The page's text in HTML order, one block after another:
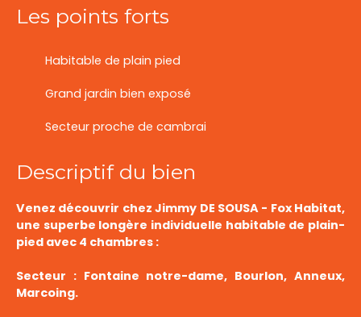
Les points forts
Habitable de plain pied
Grand jardin bien exposé
Secteur proche de cambrai
Descriptif du bien
Venez découvrir chez Jimmy DE SOUSA - Fox Habitat,
une superbe longère individuelle habitable de plain-
pied avec 4 chambres :
Secteur : Fontaine notre-dame, Bourlon, Anneux,
Marcoing.